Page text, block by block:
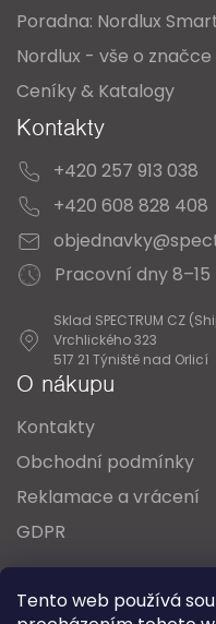
Tento web používá
Poradna: Nordlux
Nordlux - vše o značce
Ceníky & Katalogy
Kontakty
+420 257 913 038
+420 608 828 408
Pracovní dny 8–15
Sklad SPECTRUM CZ
Vrchlického 323
517 21 Týniště nad Orlicí
O nákupu
Kontakty
Obchodní podmínky
Reklamace a vrácení
GDPR
Oblíbené série